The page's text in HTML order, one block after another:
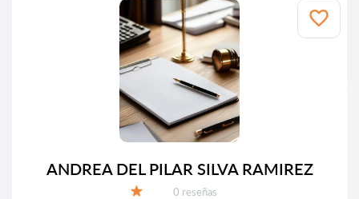
ANDREA DEL PILAR SILVA RAMIREZ
Número de reseñas:
0 reseñas